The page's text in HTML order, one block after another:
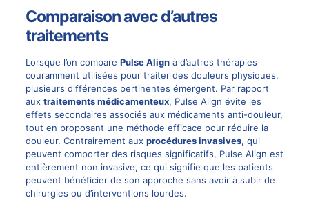
Comparaison avec d’autres
traitements
Lorsque l’on compare Pulse Alignà d’autres thérapies
couramment utilisées pour traiter des douleurs physiques,
plusieurs différences pertinentes émergent. Par rapport
aux traitements médicamenteux, Pulse Align évite les
effets secondaires associés aux médicaments anti-douleur,
tout en proposant une méthode efficace pour réduire la
douleur. Contrairement aux procédures invasives, qui
peuvent comporter des risques significatifs, Pulse Align est
entièrement non invasive, ce qui signifie que les patients
peuvent bénéficier de son approche sans avoir à subir de
chirurgies ou d’interventions lourdes.